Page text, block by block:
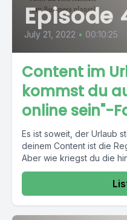
Episode
July 21, 2022 • 00:10:25
Content im
kommst du
online sein"-
Es ist soweit, der Urlaub
deinem Content ist die
Aber wie kriegst du die